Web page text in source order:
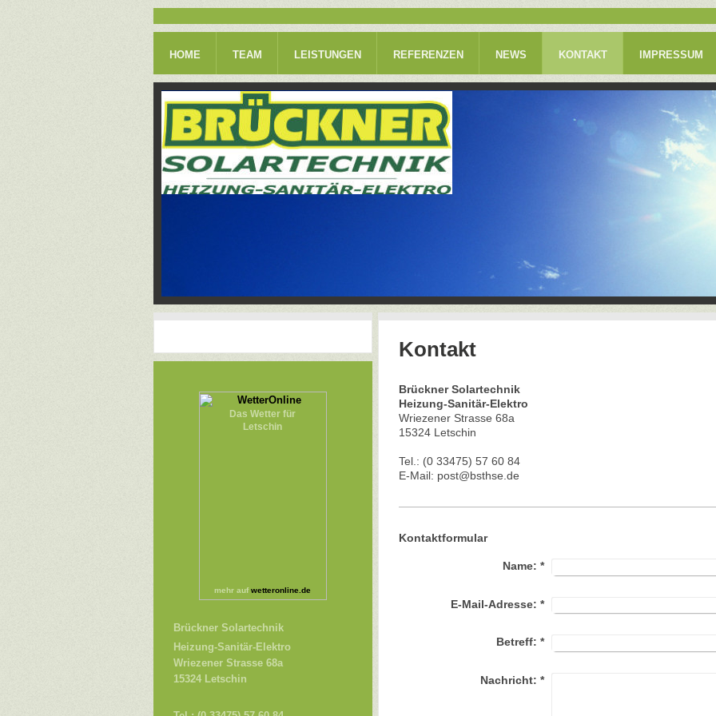
HOME TEAM LEISTUNGEN REFERENZEN NEWS KONTAKT IMPRESSUM
Kontakt
Brückner Solartechnik
Heizung-Sanitär-Elektro
Wriezener Strasse 68a
15324 Letschin
Tel.: (0 33475) 57 60 84
E-Mail: post@bsthse.de
Kontaktformular
Name: *
E-Mail-Adresse: *
Betreff: *
Nachricht: *
Das Wetter für
Letschin
mehr aufwetteronline.de
Brückner Solartechnik
Heizung-Sanitär-Elektro
Wriezener Strasse 68a
15324 Letschin